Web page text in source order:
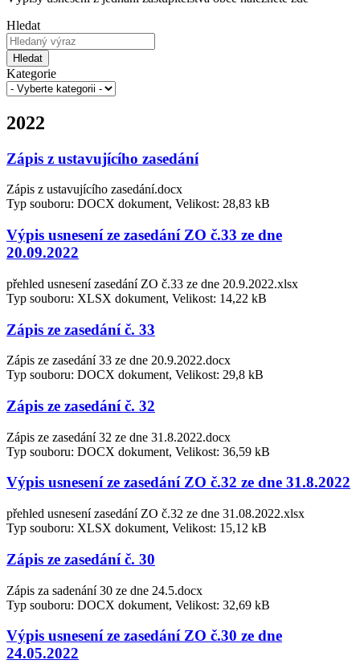
Hledat
Hledat
Kategorie
2022
Zápis z ustavujícího zasedání
Zápis z ustavujícího zasedání.docx
Typ souboru: DOCX dokument, Velikost: 28,83 kB
Výpis usnesení ze zasedání ZO č.33 ze dne
20.09.2022
přehled usnesení zasedání ZO č.33 ze dne 20.9.2022.xlsx
Typ souboru: XLSX dokument, Velikost: 14,22 kB
Zápis ze zasedání č. 33
Zápis ze zasedání 33 ze dne 20.9.2022.docx
Typ souboru: DOCX dokument, Velikost: 29,8 kB
Zápis ze zasedání č. 32
Zápis ze zasedání 32 ze dne 31.8.2022.docx
Typ souboru: DOCX dokument, Velikost: 36,59 kB
Výpis usnesení ze zasedání ZO č.32 ze dne 31.8.2022
přehled usnesení zasedání ZO č.32 ze dne 31.08.2022.xlsx
Typ souboru: XLSX dokument, Velikost: 15,12 kB
Zápis ze zasedání č. 30
Zápis za sadenání 30 ze dne 24.5.docx
Typ souboru: DOCX dokument, Velikost: 32,69 kB
Výpis usnesení ze zasedání ZO č.30 ze dne
24.05.2022